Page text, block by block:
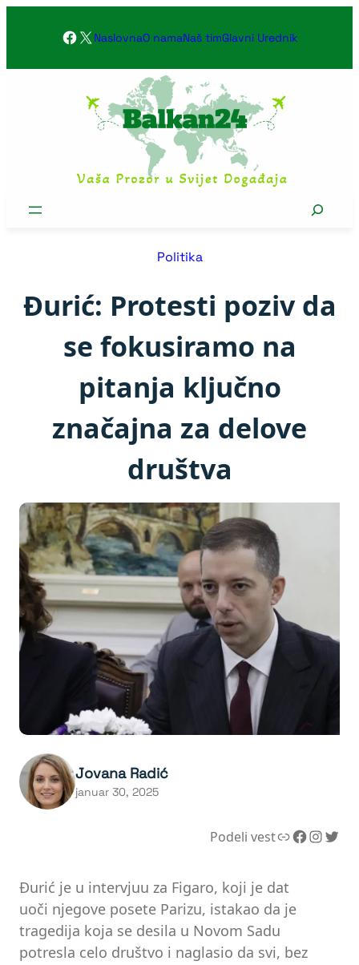
Facebook
X NaslovnaO namaNaš timGlavni Urednik
Search
Politika
Đurić: Protesti poziv da
se fokusiramo na
pitanja ključno
značajna za delove
društva
Jovana Radić
januar 30, 2025
Podeli vestLink Facebook InstagramTwitter
Đurić je u intervjuu za Figaro, koji je dat
uoči njegove posete Parizu, istakao da je
tragedija koja se desila u Novom Sadu
potresla celo društvo i naglasio da svi, bez